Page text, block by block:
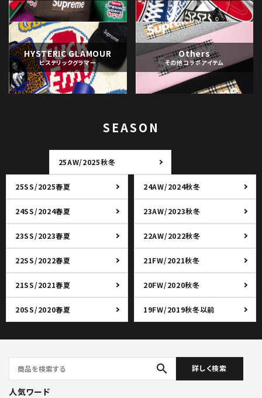
HYSTERIC GLAMOUR
ヒステリックグラマー
Others
その他コラボアイテム
SEASON
25AW/2025秋冬
25SS/2025春夏 24AW/2024秋冬
24SS/2024春夏 23AW/2023秋冬
23SS/2023春夏 22AW/2022秋冬
22SS/2022春夏 21FW/2021秋冬
21SS/2021春夏 20FW/2020秋冬
20SS/2020春夏 19FW/2019秋冬以前
search 詳しく検索
人気ワード